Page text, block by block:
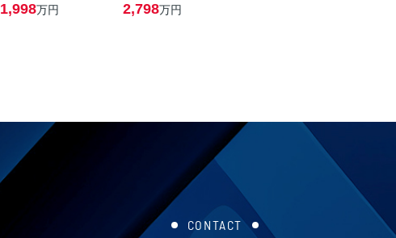
1,998万円 2,798万円
CONTACT